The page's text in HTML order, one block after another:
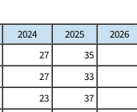
2024 2025
2026
27
35
27
33
23
37